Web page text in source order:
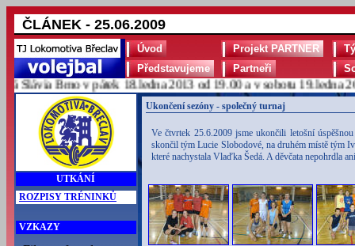
ČLÁNEK - 25.06.2009
Úvod Projekt PARTNER
Představujeme
Partneři
Brno v pátek 18.ledna 2013 od 19.00 a v sobotu 19.ledna
UTKÁNÍ
ROZPISY TRÉNINKŮ
VZKAZY
Ukončení sezóny - společný turnaj
Ve čtvrtek 25.6.2009 jsme ukončili letošní
skončil tým Lucie Slobodové, na druhém místě tým
které nachystala Vlaďka Šedá. A děvčata nepohrdla